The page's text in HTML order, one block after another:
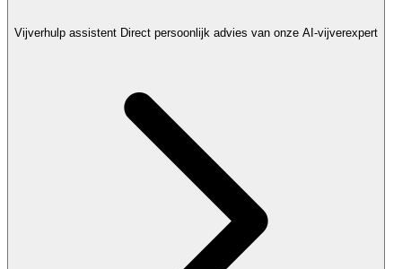
Vijverhulp assistent Direct persoonlijk advies van onze AI-vijverexpert